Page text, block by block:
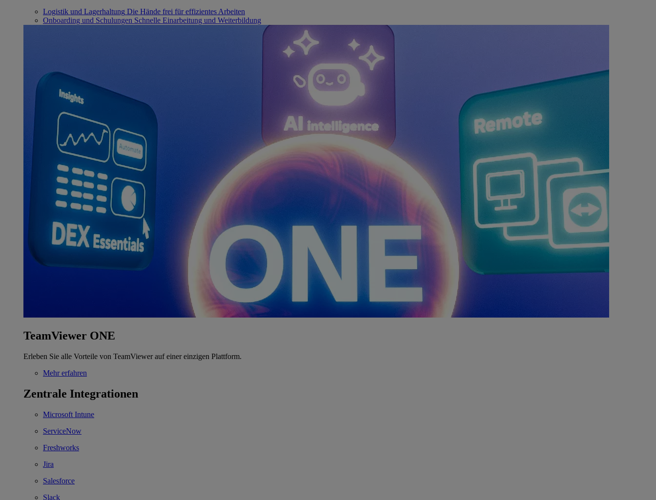
Logistik und Lagerhaltung Die Hände frei für effizientes Arbeiten
Onboarding und Schulungen Schnelle Einarbeitung und Weiterbildung
TeamViewer ONE
Erleben Sie alle Vorteile von TeamViewer auf einer einzigen Plattform.
Mehr erfahren
Zentrale Integrationen
Microsoft Intune
ServiceNow
Freshworks
Jira
Salesforce
Slack